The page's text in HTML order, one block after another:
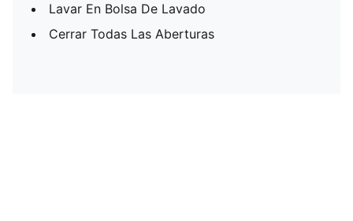
Lavar En Bolsa De Lavado
Cerrar Todas Las Aberturas